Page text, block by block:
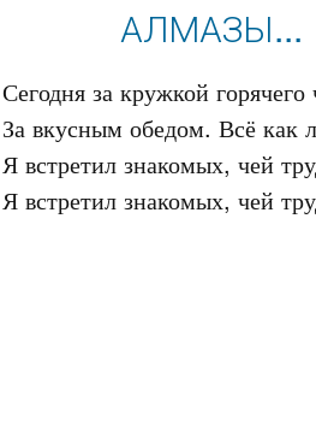
АЛМАЗЫ...
Сегодня за кружкой горячего
За вкусным обедом. Всё как
Я встретил знакомых, чей